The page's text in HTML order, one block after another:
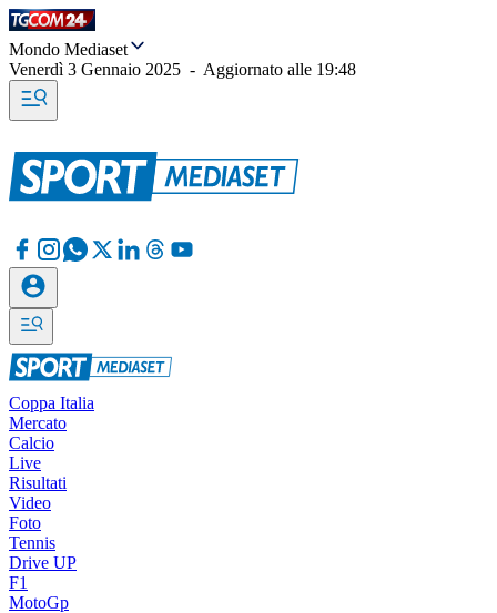
Mondo Mediaset
Venerdì 3 Gennaio 2025 - Aggiornato alle 19:48
Coppa Italia
Mercato
Calcio
Live
Risultati
Video
Foto
Tennis
Drive UP
F1
MotoGp